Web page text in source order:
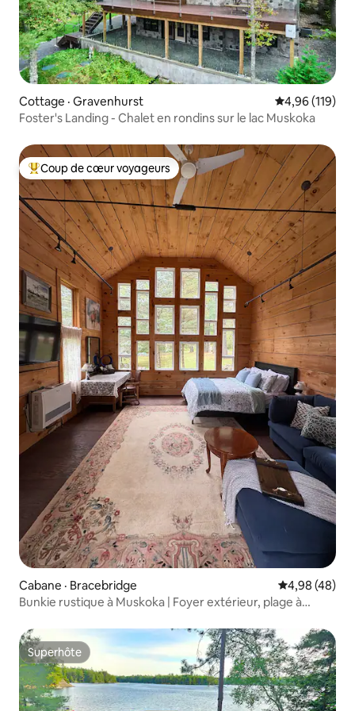
Cottage · Gravenhurst Note
4,96 (119)
Foster's Landing - Chalet en rondins sur le lac Muskoka
Coup de cœur voyageurs parmi les plus aimés
Coup de cœur voyageurs
Cabane · Bracebridge Note
4,98 (48)
Bunkie rustique à Muskoka | Foyer extérieur, plage à
Superhôte
Superhôte